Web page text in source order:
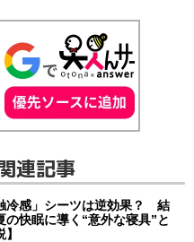
連記事
冷感」シーツは逆効果？ 結
の快眠に導く“意外な寝具”と